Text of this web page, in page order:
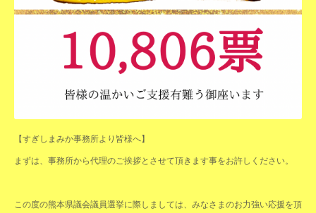
【すぎしまみか事務所より皆様へ】
まずは、事務所から代理のご挨拶とさせて頂きます事をお許しください。
この度の熊本県議会議員選挙に際しましては、みなさまのお力強い応援を頂